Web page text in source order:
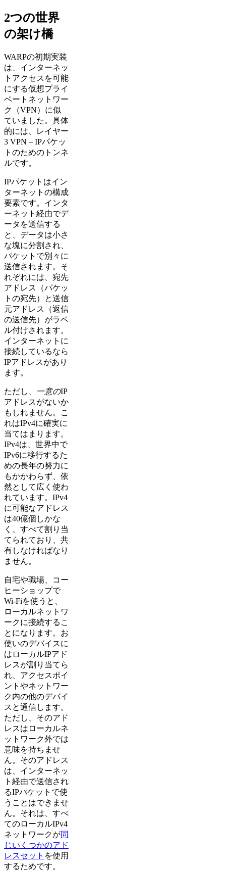
2つの世界
の架け橋
WARPの初期実装
は、インターネッ
トアクセスを可能
にする仮想プライ
ベートネットワー
ク（VPN）に似
ていました。具体
的には、レイヤー
3 VPN – IPパケッ
トのためのトンネ
ルです。
IPパケットはイン
ターネットの構成
要素です。インタ
ーネット経由でデ
ータを送信する
と、データは小さ
な塊に分割され、
パケットで別々に
送信されます。そ
れぞれには、宛先
アドレス（パケッ
トの宛先）と送信
元アドレス（返信
の送信先）がラベ
ル付けされます。
インターネットに
接続しているなら
IPアドレスがあり
ます。
ただし、 一意のIP
アドレスがないか
もしれません。こ
れはIPv4に確実に
当てはまります。
IPv4は、世界中で
IPv6に移行するた
めの長年の努力に
もかかわらず、依
然として広く使わ
れています。IPv4
に可能なアドレス
は40億個しかな
く、すべて割り当
てられており、共
有しなければなり
ません。
自宅や職場、コー
ヒーショップで
Wi-Fiを使うと、
ローカルネットワ
ークに接続するこ
とになります。お
使いのデバイスに
はローカルIPアド
レスが割り当てら
れ、アクセスポイ
ントやネットワー
ク内の他のデバイ
スと通信します。
ただし、そのアド
レスはローカルネ
ットワーク外では
意味を持ちませ
ん。そのアドレス
は、インターネッ
ト経由で送信され
るIPパケットで使
うことはできませ
ん。それは、すべ
てのローカルIPv4
ネットワークが同
じいくつかのアド
レスセット を使用
するためです。